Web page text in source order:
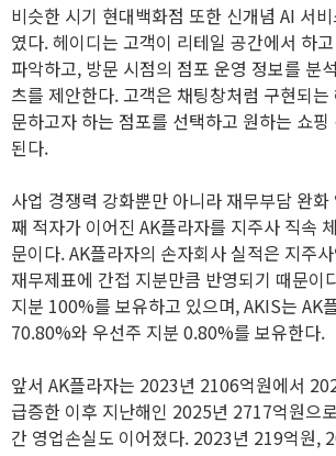
비슷한 시기 현대백화점 또한 신개념 AI 서
였다. 헤이디는 고객이 리테일 공간에서 하
파악하고, 방문 시점의 점포 운영 정보를 분
츠를 제안한다. 고객은 채팅창처럼 구현되
문하고자 하는 점포를 선택하고 원하는 쇼핑
된다.
사업 경쟁력 강화뿐만 아니라 재무부담 완화
째 적자가 이어진 AK플라자를 지주사 직속
문이다. AK플라자의 손자회사 실적은 지주
재무제표에 간접 지분만큼 반영되기 때문이
지분 100%를 보유하고 있으며, AKIS는 AK
70.80%와 우선주 지분 0.80%를 보유한다.
앞서 AK플라자는 2023년 2106억원에서
급증한 이후 지난해인 2025년 2717억원으
간 영업손실도 이어졌다. 2023년 219억원,